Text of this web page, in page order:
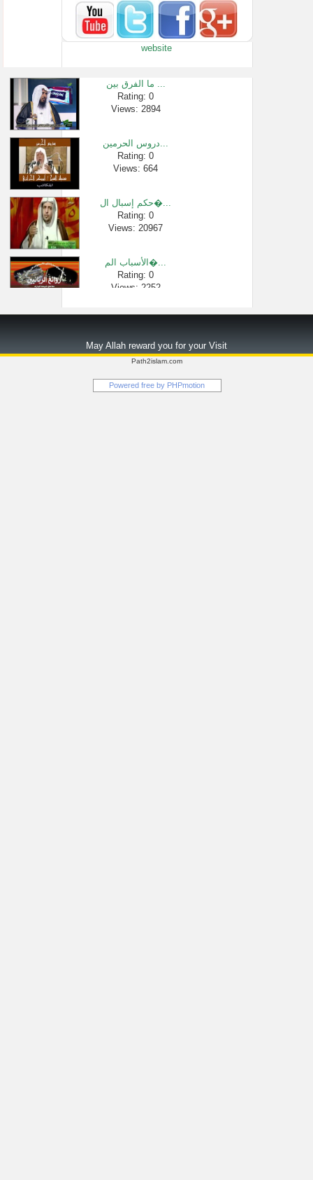
Views: 9008
الشيخ ناصر ا�...
Rating: 0
Views: 229778
website
ما الفرق بين ...
Rating: 0
Views: 2894
دروس الحرمين...
Rating: 0
Views: 664
حكم إسبال ال�...
Rating: 0
Views: 20967
الأسباب الم�...
Rating: 0
Views: 2252
Views: 133569
سورة الفاتحة...
Rating: 0
May Allah reward you for your Visit
Path2islam.com
Powered free by PHPmotion